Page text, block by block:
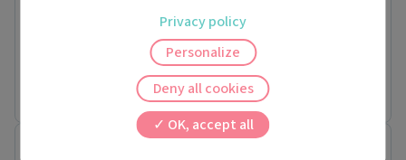
44250 Saint-Brevin-les-Pins
Conventionné secteur 1
Pas de nouveaux patients
Prochaine disponibilité le :
jeudi 27 août
OK, accept all
Deny all cookies
Personalize
Privacy policy